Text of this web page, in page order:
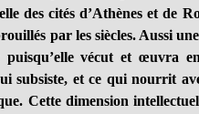
des cités d’Athènes et de
par les siècles. Aussi
puisqu’elle vécut et œuvra
subsiste, et ce qui nourrit
Cette dimension